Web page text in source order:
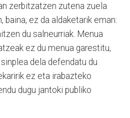
zerbitzatzen zutena zuela
baina, ez da aldaketarik eman:
du salneurriak. Menua
ez du menua garestitu,
dela defendatu du
ez eta irabazteko
dugu jantoki publiko